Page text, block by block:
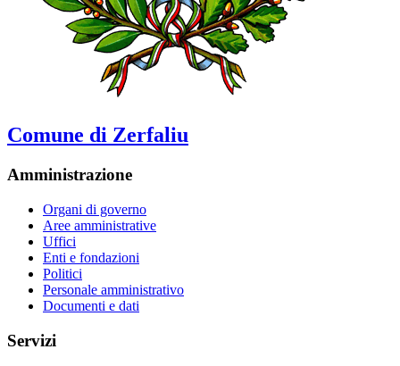
Comune di Zerfaliu
Amministrazione
Organi di governo
Aree amministrative
Uffici
Enti e fondazioni
Politici
Personale amministrativo
Documenti e dati
Servizi